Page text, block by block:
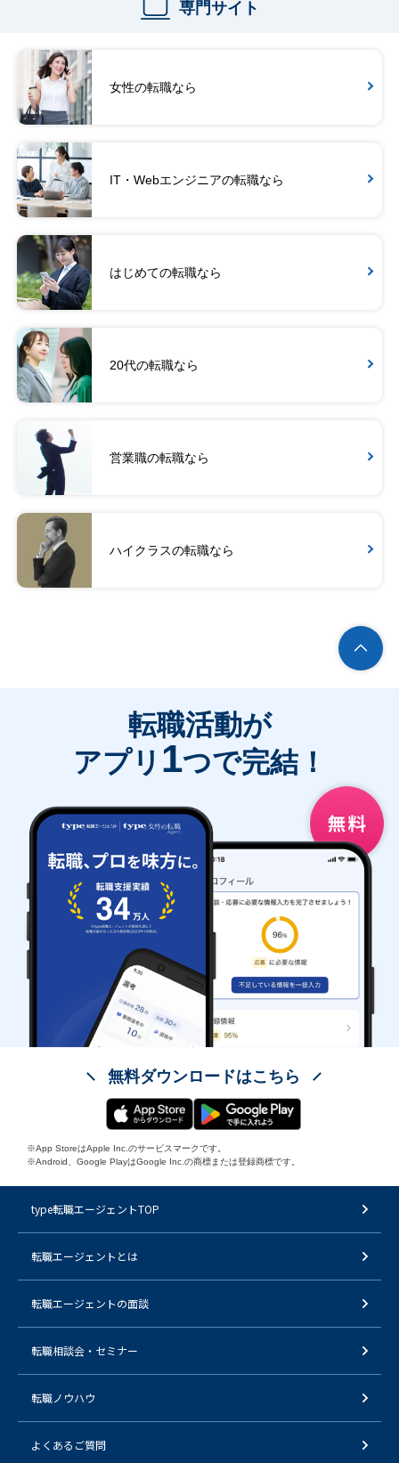
専門サイト
女性の転職なら
IT・Webエンジニアの転職なら
はじめての転職なら
20代の転職なら
営業職の転職なら
ハイクラスの転職なら
転職活動が
アプリ 1つで完結！
無料ダウンロードはこちら
※App StoreはApple Inc.のサービスマークです。
※Android、Google PlayはGoogle Inc.の商標または登録商標です。
type転職エージェントTOP
転職エージェントとは
転職エージェントの面談
転職相談会・セミナー
転職ノウハウ
よくあるご質問